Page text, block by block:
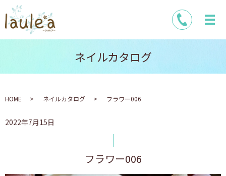
ネイルカタログ
HOME ネイルカタログ フラワー006
2022年7月15日
フラワー006